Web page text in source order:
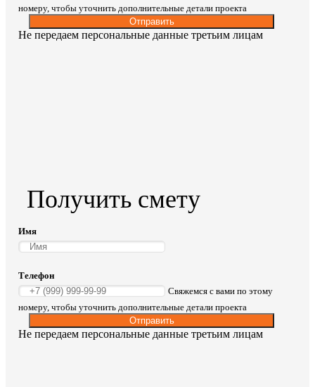
номеру, чтобы уточнить дополнительные детали проекта
Отправить
Не передаем персональные данные третьим лицам
Получить смету
Имя
Телефон
Свяжемся с вами по этому
номеру, чтобы уточнить дополнительные детали проекта
Отправить
Не передаем персональные данные третьим лицам